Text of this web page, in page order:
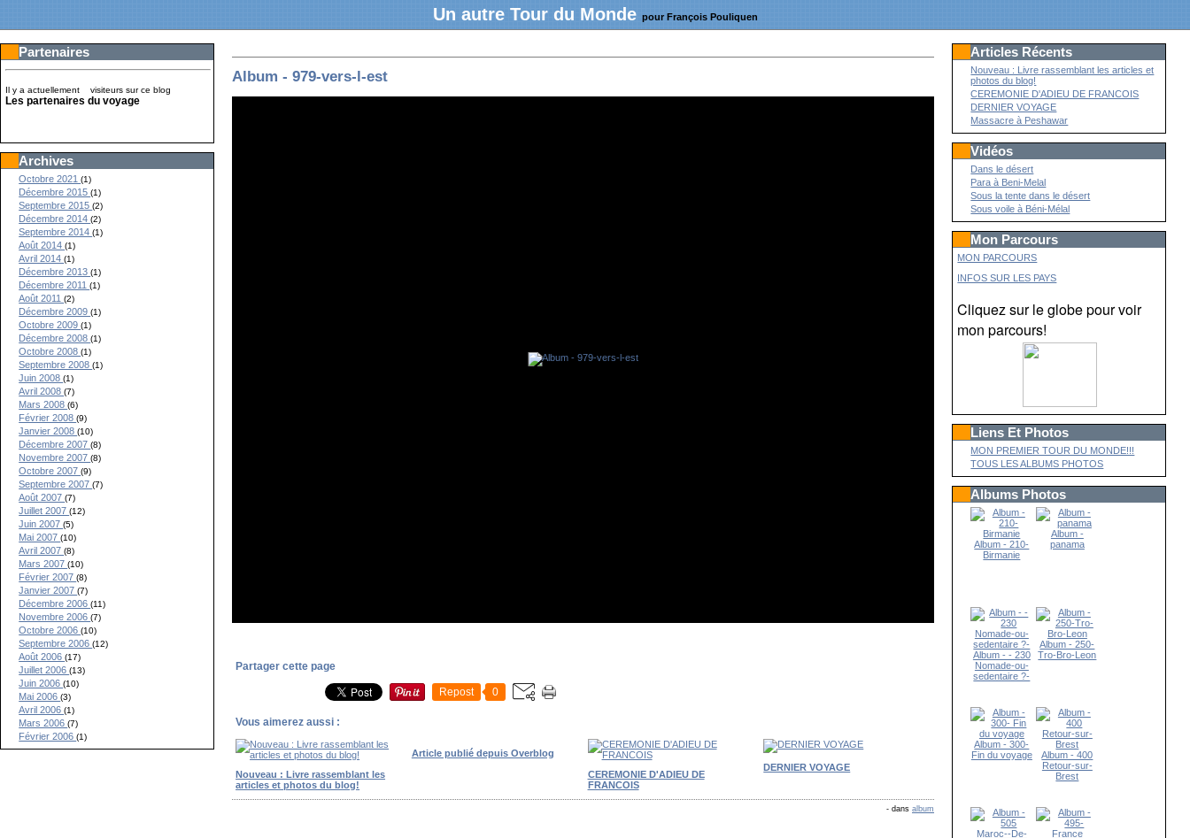
Un autre Tour du Monde pour François Pouliquen
Partenaires
Il y a actuellement visiteurs sur ce blog
Les partenaires du voyage
Archives
Octobre 2021(1)
Décembre 2015(1)
Septembre 2015(2)
Décembre 2014(2)
Septembre 2014(1)
Août 2014(1)
Avril 2014(1)
Décembre 2013(1)
Décembre 2011(1)
Août 2011(2)
Décembre 2009(1)
Octobre 2009(1)
Décembre 2008(1)
Octobre 2008(1)
Septembre 2008(1)
Juin 2008(1)
Avril 2008(7)
Mars 2008(6)
Février 2008(9)
Janvier 2008(10)
Décembre 2007(8)
Novembre 2007(8)
Octobre 2007(9)
Septembre 2007(7)
Août 2007(7)
Juillet 2007(12)
Juin 2007(5)
Mai 2007(10)
Avril 2007(8)
Mars 2007(10)
Février 2007(8)
Janvier 2007(7)
Décembre 2006(11)
Novembre 2006(7)
Octobre 2006(10)
Septembre 2006(12)
Août 2006(17)
Juillet 2006(13)
Juin 2006(10)
Mai 2006(3)
Avril 2006(1)
Mars 2006(7)
Février 2006(1)
Album - 979-vers-l-est
Partager cette page
Repost 0
Vous aimerez aussi :
Nouveau : Livre rassemblant les
articles et photos du blog!
Article publié depuis Overblog
CEREMONIE D'ADIEU DE
FRANCOIS
DERNIER VOYAGE
- dansalbum
Articles Récents
Nouveau : Livre rassemblant les articles et
photos du blog!
CEREMONIE D'ADIEU DE FRANCOIS
DERNIER VOYAGE
Massacre à Peshawar
Vidéos
Dans le désert
Para à Beni-Melal
Sous la tente dans le désert
Sous voile à Béni-Mélal
Mon Parcours
MON PARCOURS
INFOS SUR LES PAYS
Cliquez sur le globe pour voir
mon parcours!
Liens Et Photos
MON PREMIER TOUR DU MONDE!!!
TOUS LES ALBUMS PHOTOS
Albums Photos
Album - 210-
Birmanie
Album -
panama
Album - - 230
Nomade-ou-
sedentaire ?-
Album - 250-
Tro-Bro-Leon
Album - 300-
Fin du voyage
Album - 400
Retour-sur-
Brest